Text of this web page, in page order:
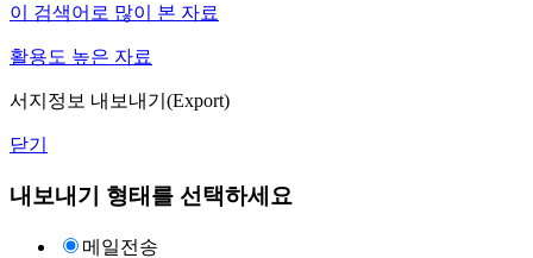
이 검색어로 많이 본 자료
활용도 높은 자료
서지정보 내보내기(Export)
닫기
내보내기 형태를 선택하세요
메일전송